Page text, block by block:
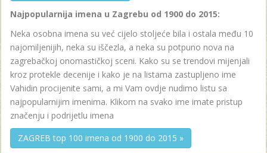
Najpopularnija imena u Zagrebu od 1900 do 2015:
Neka osobna imena su već cijelo stoljeće bila i ostala među 10
najomiljenijih, neka su iščezla, a neka su potpuno nova na
zagrebačkoj onomastičkoj sceni. Kako su se trendovi mijenjali
kroz protekle decenije i kako je na listama zastupljeno ime
Vahidin procijenite sami, a mi Vam ovdje nudimo listu sa
najpopularnijim imenima. Klikom na svako ime imate pristup
značenju i podrijetlu imena
ZAGREB top 100 imena od 1900 do 2015 »